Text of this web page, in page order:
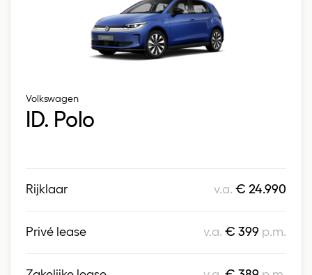
Volkswagen
ID. Polo
Rijklaar v.a.€ 24.990
Privé lease v.a.€ 399 p.m.